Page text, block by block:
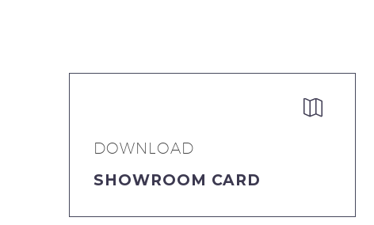


DOWNLOAD
SHOWROOM CARD